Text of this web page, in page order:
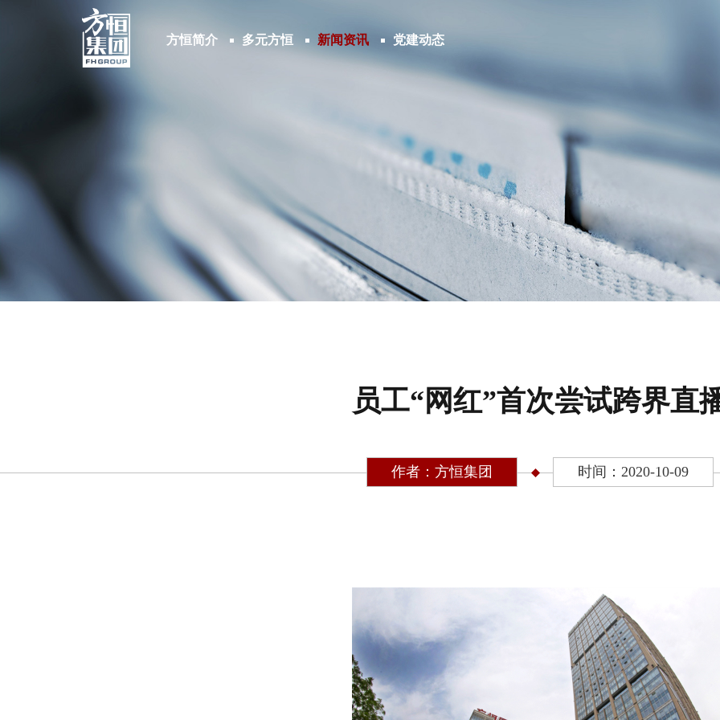
方恒简介 多元方恒 新闻资讯 党建动态
员工“网红”首次尝试跨界直
作者：方恒集团 时间：2020-10-09